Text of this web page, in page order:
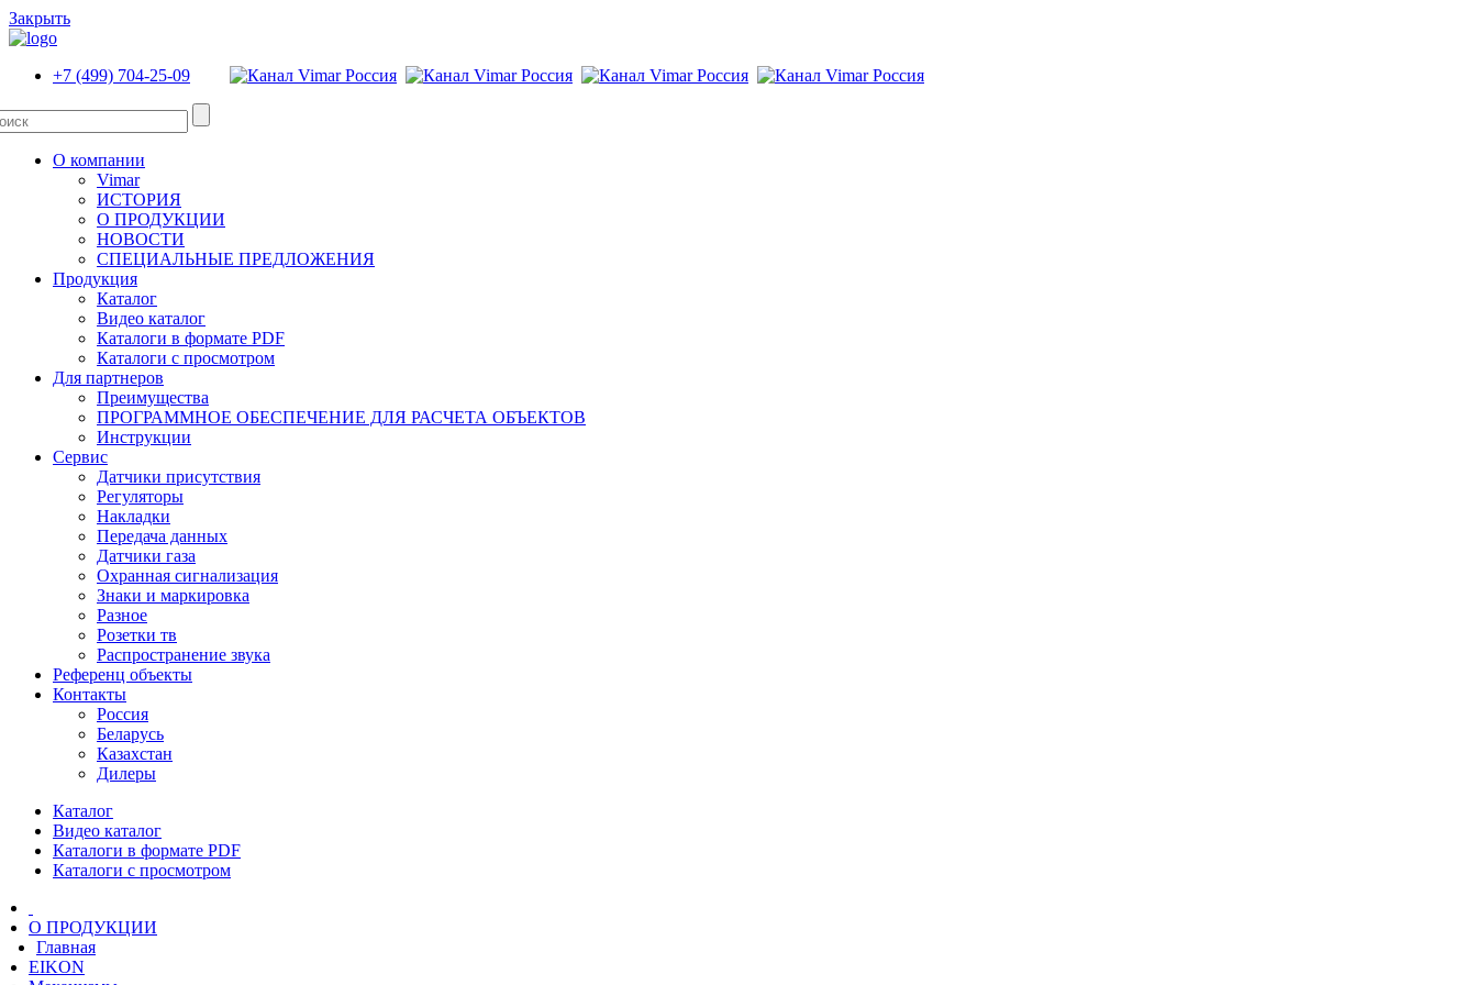
Закрыть
+7 (499) 704-25-09
О компании
Vimar
ИСТОРИЯ
О ПРОДУКЦИИ
НОВОСТИ
СПЕЦИАЛЬНЫЕ ПРЕДЛОЖЕНИЯ
Продукция
Каталог
Видео каталог
Каталоги в формате PDF
Каталоги с просмотром
Для партнеров
Преимущества
ПРОГРАММНОЕ ОБЕСПЕЧЕНИЕ ДЛЯ РАСЧЕТА ОБЪЕКТОВ
Инструкции
Сервис
Датчики присутствия
Регуляторы
Накладки
Передача данных
Датчики газа
Охранная сигнализация
Знаки и маркировка
Разное
Розетки тв
Распространение звука
Референц объекты
Контакты
Россия
Беларусь
Казахстан
Дилеры
Каталог
Видео каталог
Каталоги в формате PDF
Каталоги с просмотром
О ПРОДУКЦИИ
Главная
EIKON